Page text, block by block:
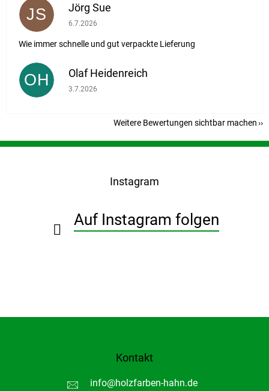
JS Jörg Sue
Die Shop-Bewertung beträgt 5 von 5 Sternen.
6.7.2026
Wie immer schnelle und gut verpackte Lieferung
OH Olaf Heidenreich
Die Shop-Bewertung beträgt 5 von 5 Sternen.
3.7.2026
Weitere Bewertungen sichtbar machen
F
Instagram
Auf Instagram folgen
Kontakt
info@holzfarben-hahn.de